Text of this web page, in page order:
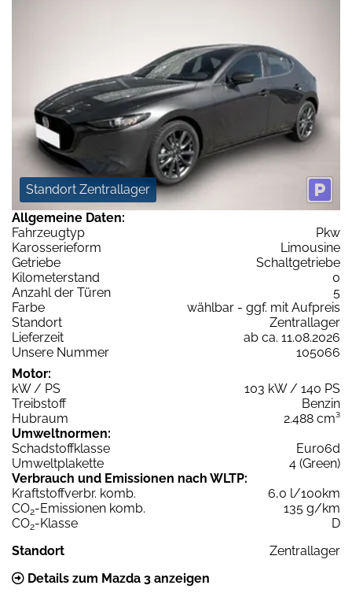
Standort Zentrallager
Allgemeine Daten:
Fahrzeugtyp
Pkw
Karosserieform
Limousine
Getriebe
Schaltgetriebe
Kilometerstand
0
Anzahl der Türen
5
Farbe
wählbar - ggf. mit Aufpreis
Standort
Zentrallager
Lieferzeit
ab ca. 11.08.2026
Unsere Nummer
105066
Motor:
kW / PS
103 kW / 140 PS
Treibstoff
Benzin
Hubraum
2.488 cm³
Umweltnormen:
Schadstoffklasse
Euro6d
Umweltplakette
4 (Green)
Verbrauch und Emissionen nach WLTP:
Kraftstoffverbr. komb.
6,0 l/100km
CO2-Emissionen komb.
135 g/km
CO2-Klasse
D
Standort
Zentrallager
Details zum Mazda 3 anzeigen